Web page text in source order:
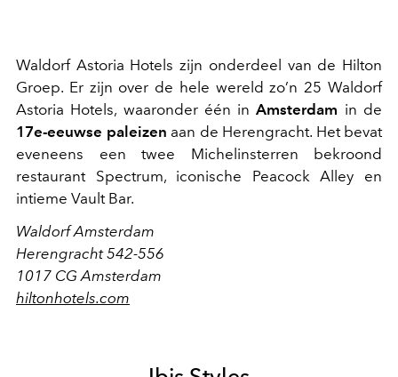
Waldorf Astoria Hotels zijn onderdeel van de Hilton
Groep. Er zijn over de hele wereld zo’n 25 Waldorf
Astoria Hotels, waaronder één inAmsterdam in de
17e-eeuwse paleizen aan de Herengracht. Het bevat
eveneens een twee Michelinsterren bekroond
restaurant Spectrum, iconische Peacock Alley en
intieme Vault Bar.
Waldorf Amsterdam
Herengracht 542-556
1017 CG Amsterdam
hiltonhotels.com